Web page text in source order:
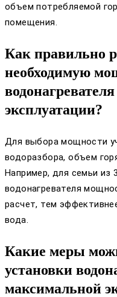
объем потребляемой
помещения.
Как правильно
необходимую
эксплуатации?
Для выбора мощности
водоразбора, объем
Например, для семьи из
водонагревателя
расчет, тем
вода.
Какие меры
установки
максимальной